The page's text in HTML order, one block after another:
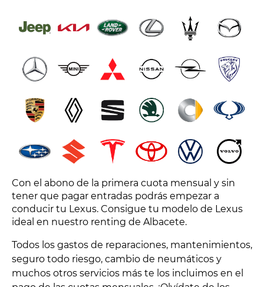
Con el abono de la primera cuota mensual y sin
tener que pagar entradas podrás empezar a
conducir tu Lexus. Consigue tu modelo de Lexus
ideal en nuestro renting de Albacete.
Todos los gastos de reparaciones, mantenimientos,
seguro todo riesgo, cambio de neumáticos y
muchos otros servicios más te los incluimos en el